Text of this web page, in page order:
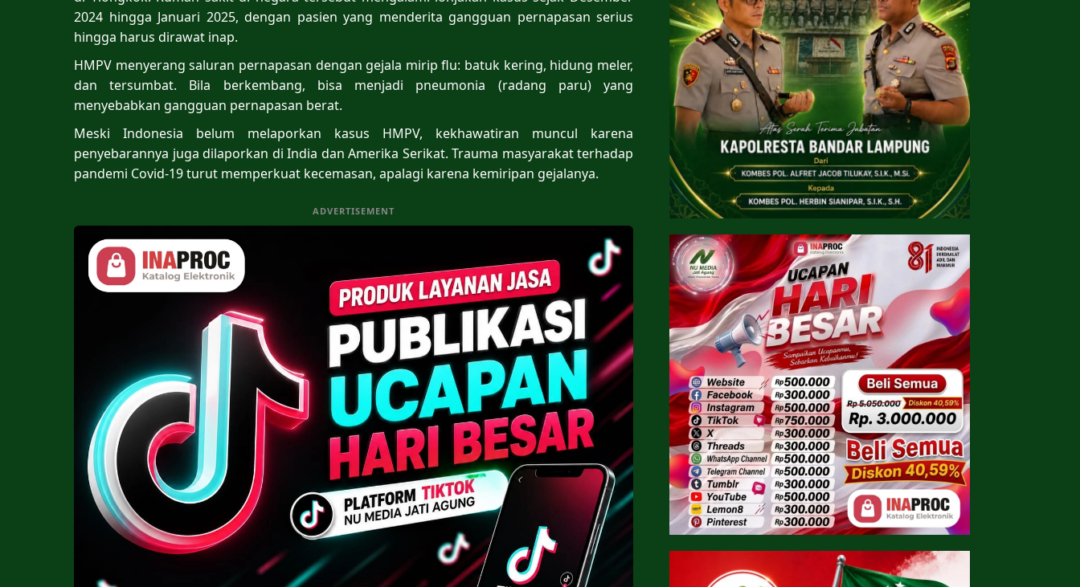
2024 hingga Januari 2025, dengan pasien yang menderita gangguan pernapasan serius
hingga harus dirawat inap.
HMPV menyerang saluran pernapasan dengan gejala mirip flu: batuk kering, hidung meler,
dan tersumbat. Bila berkembang, bisa menjadi pneumonia (radang paru) yang
menyebabkan gangguan pernapasan berat.
Meski Indonesia belum melaporkan kasus HMPV, kekhawatiran muncul karena
penyebarannya juga dilaporkan di India dan Amerika Serikat. Trauma masyarakat terhadap
pandemi Covid-19 turut memperkuat kecemasan, apalagi karena kemiripan gejalanya.
ADVERTISEMENT